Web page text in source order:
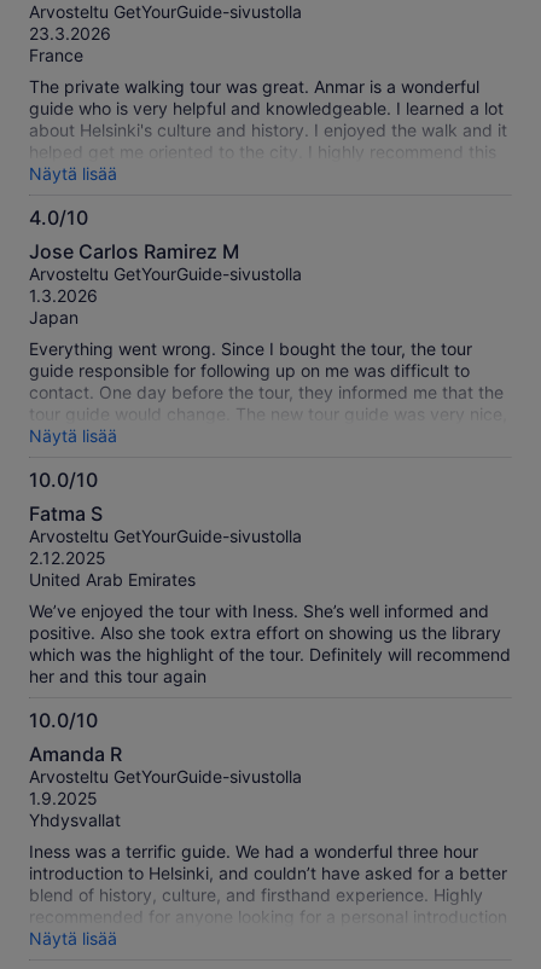
10
Arvosteltu GetYourGuide-sivustolla
23.3.2026
France
The private walking tour was great. Anmar is a wonderful
guide who is very helpful and knowledgeable. I learned a lot
about Helsinki's culture and history. I enjoyed the walk and it
helped get me oriented to the city. I highly recommend this
tour with Anmar.
Näytä lisää
4.0/10
4.0
kautta
10
Jose Carlos Ramirez M
Arvosteltu GetYourGuide-sivustolla
1.3.2026
Japan
Everything went wrong. Since I bought the tour, the tour
guide responsible for following up on me was difficult to
contact. One day before the tour, they informed me that the
tour guide would change. The new tour guide was very nice,
but she didn’t have enough knowledge about the places and
seemed to be improvising the tour on the way. I understand
that she was notified one day before, but it still felt like she
historical importance, she suggested more shopping places,
which we were not interested in
Näytä lisää
10.0/10
10.0
kautta
10
Fatma S
Arvosteltu GetYourGuide-sivustolla
2.12.2025
United Arab Emirates
We’ve enjoyed the tour with Iness. She’s well informed and
positive. Also she took extra effort on showing us the library
which was the highlight of the tour. Definitely will recommend
her and this tour again
10.0/10
10.0
kautta
10
Amanda R
Arvosteltu GetYourGuide-sivustolla
1.9.2025
Yhdysvallat
Iness was a terrific guide. We had a wonderful three hour
introduction to Helsinki, and couldn’t have asked for a better
blend of history, culture, and firsthand experience. Highly
recommended for anyone looking for a personal introduction
to Finland’s capital.
Näytä lisää